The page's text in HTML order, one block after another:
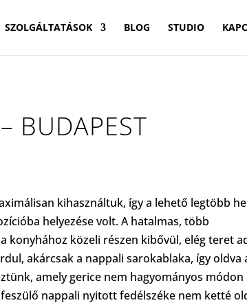
SZOLGÁLTATÁSOK BLOG STUDIO
– BUDAPEST
kihasználtuk, így a lehető legtöbb
helyezése volt. A hatalmas, több
közeli részen kibővül, elég teret
akárcsak a nappali sarokablaka, így oldva
amely gerice nem hagyományos módon
nappali nyitott fedélszéke nem ketté